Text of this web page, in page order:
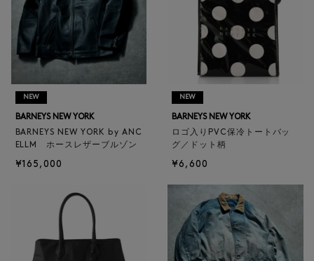
NEW
BARNEYS NEW YORK
BARNEYS NEW YORK by ANC
ELLM ホースレザーブルゾン
¥165,000
NEW
BARNEYS NEW YORK
ロゴ入りPVC保冷トートバッ
グ／ドット柄
¥6,600